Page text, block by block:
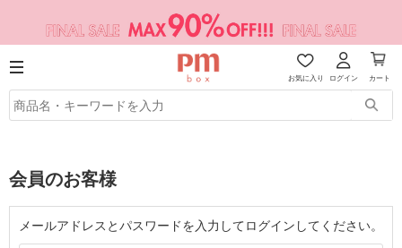
お気に入り ログイン カート
会員のお客様
メールアドレスとパスワードを入力してログインしてください。